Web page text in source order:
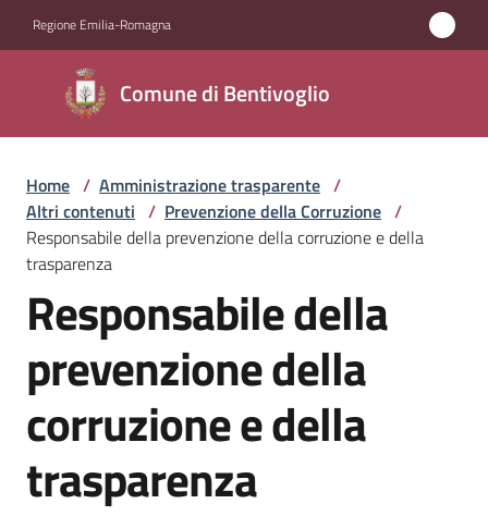
Regione Emilia-Romagna
Comune di Bentivoglio
Comune di
Bentivoglio
Amministrazione
Menu selezionato
Novità
Servizi
Vivere
Bentivoglio
Home / Amministrazione trasparente /
Altri contenuti / Prevenzione della Corruzione /
Responsabile della prevenzione della corruzione e della
trasparenza
Responsabile della
prevenzione della
corruzione e della
trasparenza